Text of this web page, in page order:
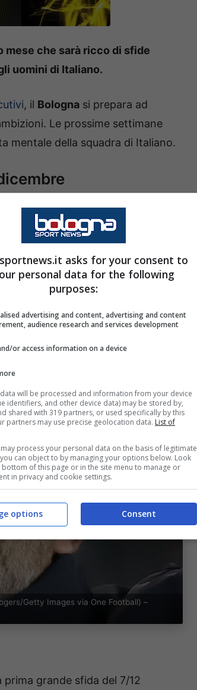
mese che sarà ricco di sfide
uomini di Italiano.
, il Bologna si prepara ad
Le prossime settimane
mentale della squadra di Italiano.
raggiunto la soglia di ben 11
in cui vedremo scendere in
sarà ricco di sfide complicate.
scivolone, ci sarà il big match
League.
Getty Images via One Football) –
grande sfida del 7/12
asks for your consent to
personal data for the following
purposes:
advertising and content, advertising and content
audience research and services development
or access information on a device
will be processed and information from your device
identifiers, and other device data) may be stored by,
shared with 319 partners, or used specifically by this
partners may use precise geolocation data. List of
process your personal data on the basis of legitimate
can object to by managing your options below. Look
of this page or in the site menu to manage or
in privacy and cookie settings.
Consent
options